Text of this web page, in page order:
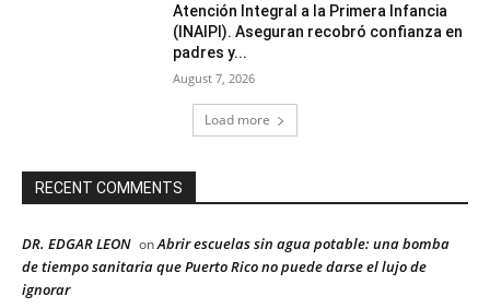
Atención Integral a la Primera Infancia
(INAIPI). Aseguran recobró confianza en
padres y...
August 7, 2026
Load more
RECENT COMMENTS
DR. EDGAR LEON onAbrir escuelas sin agua potable: una bomba
de tiempo sanitaria que Puerto Rico no puede darse el lujo de
ignorar